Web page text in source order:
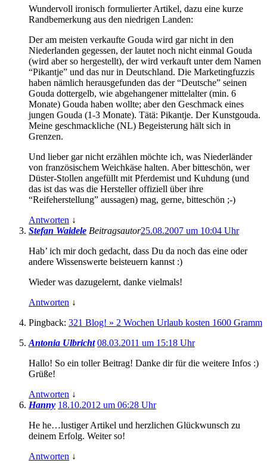
Wundervoll ironisch formulierter Artikel, dazu eine kurze
Randbemerkung aus den niedrigen Landen:
Der am meisten verkaufte Gouda wird gar nicht in den
Niederlanden gegessen, der lautet noch nicht einmal Gouda
(wird aber so hergestellt), der wird verkauft unter dem Namen
“Pikantje” und das nur in Deutschland. Die Marketingfuzzis
haben nämlich herausgefunden das der “Deutsche” seinen
Gouda dottergelb, wie abgehangener mittelalter (min. 6
Monate) Gouda haben wollte; aber den Geschmack eines
jungen Gouda (1-3 Monate). Tätä: Pikantje. Der Kunstgouda.
Meine geschmackliche (NL) Begeisterung hält sich in
Grenzen.
Und lieber gar nicht erzählen möchte ich, was Niederländer
von französischem Weichkäse halten. Aber bitteschön, wer
Düster-Stollen angefüllt mit Pferdemist und Kuhdung (und
das ist das was die Hersteller offiziell über ihre
“Reifeherstellung” aussagen) mag, gerne, bitteschön ;-)
Antworten ↓
Stefan Waidele Beitragsautor25.08.2007 um 10:04 Uhr
Hab’ ich mir doch gedacht, dass Du da noch das eine oder
andere Wissenswerte beisteuern kannst :)
Wieder was dazugelernt, danke vielmals!
Antworten ↓
Pingback: 321 Blog! » 2 Wochen Urlaub kosten 1600 Gramm
Antonia Ulbricht 08.03.2011 um 15:18 Uhr
Hallo! So ein toller Beitrag! Danke dir für die weitere Infos :)
Grüße!
Antworten ↓
Hanny 18.10.2012 um 06:28 Uhr
He he…lustiger Artikel und herzlichen Glückwunsch zu
deinem Erfolg. Weiter so!
Antworten ↓